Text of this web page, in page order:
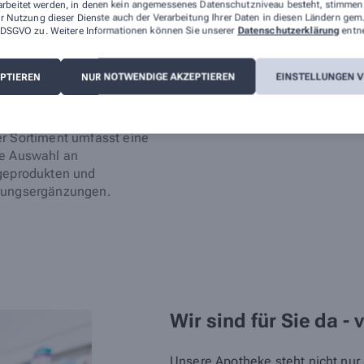
werden, in denen kein angemessenes Datenschutzniveau besteht,
Nutzung dieser Dienste auch der Verarbeitung Ihrer Daten in diesen Ländern
zu. Weitere Informationen können Sie unserer Datenschutzerklärung
NUR NOTWENDIGE AKZEPTIEREN EINSTELLUNGEN
Leistungen, durch die wir Ihnen täglich zur
Baby und Familie
Beratung zu
Geburt und
Sortiment umfasst eine
Auswahl an
und
Mutter und Kind
Arznei- und Hilfsmitteln
Wir sind für Sie da -